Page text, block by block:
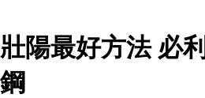
壯陽最好方法 必
鋼